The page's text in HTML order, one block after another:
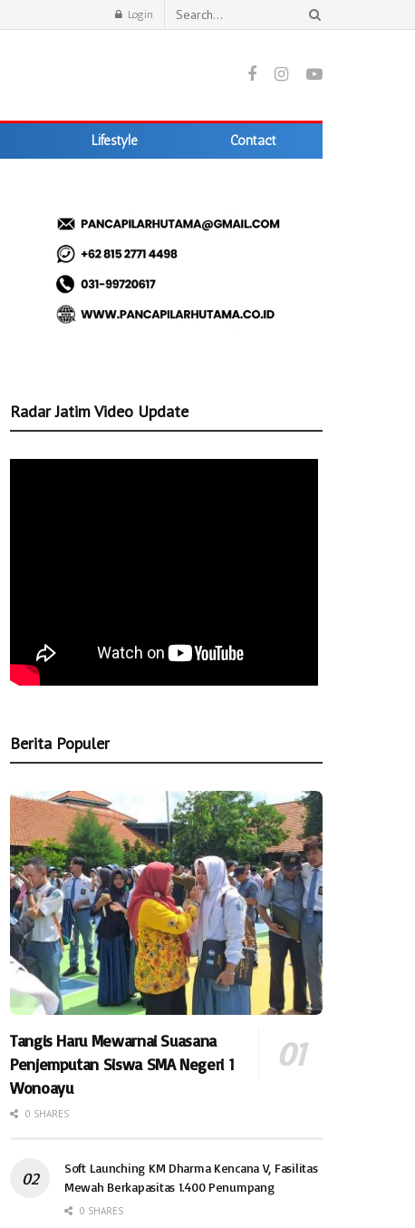
Login
Lifestyle Contact
Radar Jatim Video Update
Berita Populer
Tangis Haru Mewarnai Suasana
Penjemputan Siswa SMA Negeri 1
Wonoayu
0 SHARES
Soft Launching KM Dharma Kencana V, Fasilitas
Mewah Berkapasitas 1.400 Penumpang
0 SHARES